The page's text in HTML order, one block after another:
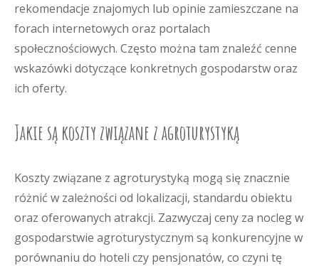
rekomendacje znajomych lub opinie zamieszczane na
forach internetowych oraz portalach
społecznościowych. Często można tam znaleźć cenne
wskazówki dotyczące konkretnych gospodarstw oraz
ich oferty.
Jakie są koszty związane z agroturystyką
Koszty związane z agroturystyką mogą się znacznie
różnić w zależności od lokalizacji, standardu obiektu
oraz oferowanych atrakcji. Zazwyczaj ceny za nocleg w
gospodarstwie agroturystycznym są konkurencyjne w
porównaniu do hoteli czy pensjonatów, co czyni tę